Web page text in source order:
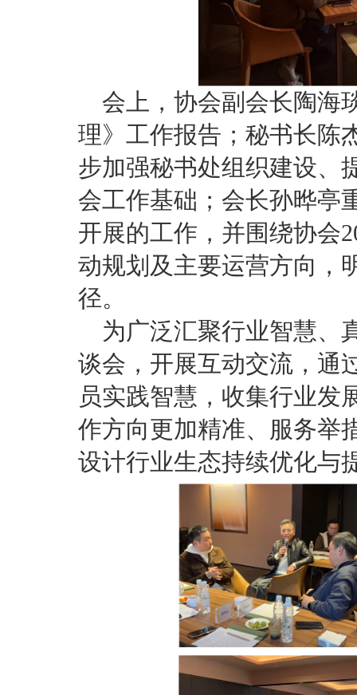
会上，协会副会长陶海
理》工作报告；秘书长陈
步加强秘书处组织建设、
会工作基础；会长孙晔亭
开展的工作，并围绕协会
动规划及主要运营方向，
径。
为广泛汇聚行业智慧、
谈会，开展互动交流，通
员实践智慧，收集行业发
作方向更加精准、服务举
设计行业生态持续优化与